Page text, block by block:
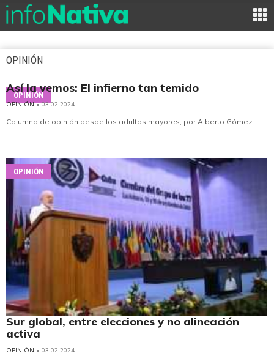
OPINIÓN
OPINIÓN
Así la vemos: El infierno tan temido
OPINIÓN• 03.02.2024
Columna de opinión desde los adultos mayores, por Alberto Gómez.
OPINIÓN
Sur global, entre elecciones y no alineación
activa
OPINIÓN • 03.02.2024